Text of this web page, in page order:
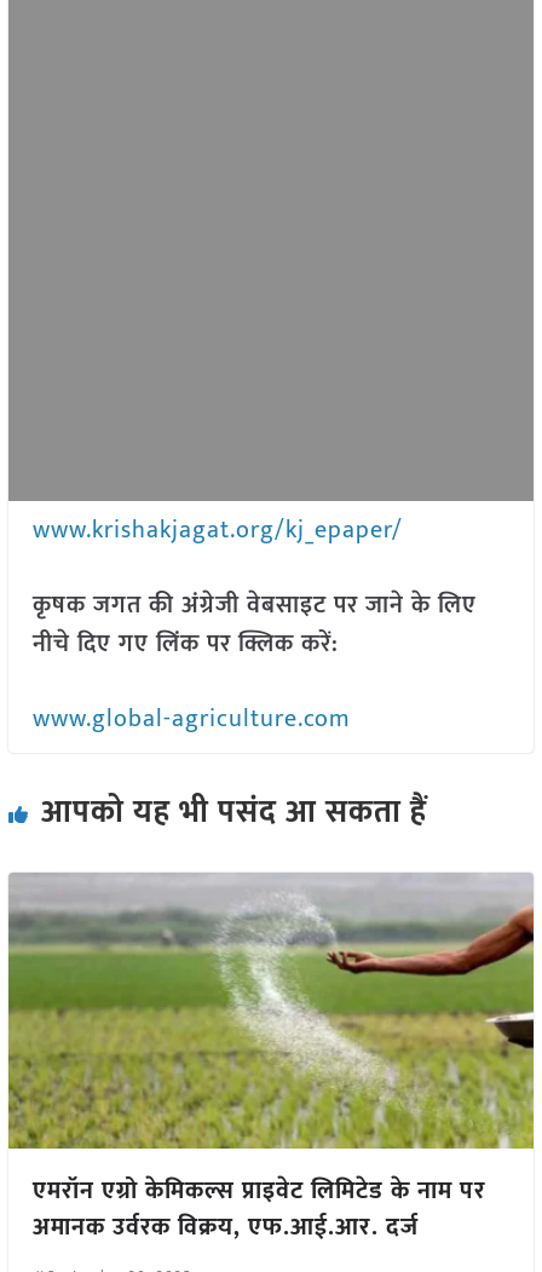
www.krishakjagat.org/kj_epaper/
कृषक जगत की अंग्रेजी वेबसाइट पर जाने के लिए
नीचे दिए गए लिंक पर क्लिक करें:
www.global-agriculture.com
आपको यह भी पसंद आ सकता हैं
एमरॉन एग्रो केमिकल्स प्राइवेट लिमिटेड के नाम पर
अमानक उर्वरक विक्रय, एफ.आई.आर. दर्ज